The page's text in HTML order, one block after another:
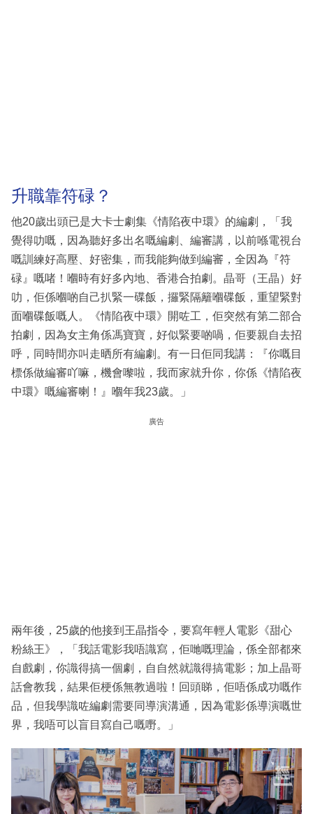
升職靠符碌？
他20歲出頭已是大卡士劇集《情陷夜中環》的編劇，「我
覺得叻嘅，因為聽好多出名嘅編劇、編審講，以前喺電視台
嘅訓練好高壓、好密集，而我能夠做到編審，全因為『符
碌』嘅啫！嗰時有好多內地、香港合拍劇。晶哥（王晶）好
叻，佢係嗰啲自己扒緊一碟飯，攞緊隔籬嗰碟飯，重望緊對
面嗰碟飯嘅人。《情陷夜中環》開咗工，佢突然有第二部合
拍劇，因為女主角係馮寶寶，好似緊要啲喎，佢要親自去招
呼，同時間亦叫走晒所有編劇。有一日佢同我講：『你嘅目
標係做編審吖嘛，機會嚟啦，我而家就升你，你係《情陷夜
中環》嘅編審喇！』嗰年我23歲。」
廣告
兩年後，25歲的他接到王晶指令，要寫年輕人電影《甜心
粉絲王》，「我話電影我唔識寫，佢哋嘅理論，係全部都來
自戲劇，你識得搞一個劇，自自然就識得搞電影；加上晶哥
話會教我，結果佢梗係無教過啦！回頭睇，佢唔係成功嘅作
品，但我學識咗編劇需要同導演溝通，因為電影係導演嘅世
界，我唔可以盲目寫自己嘅嘢。」